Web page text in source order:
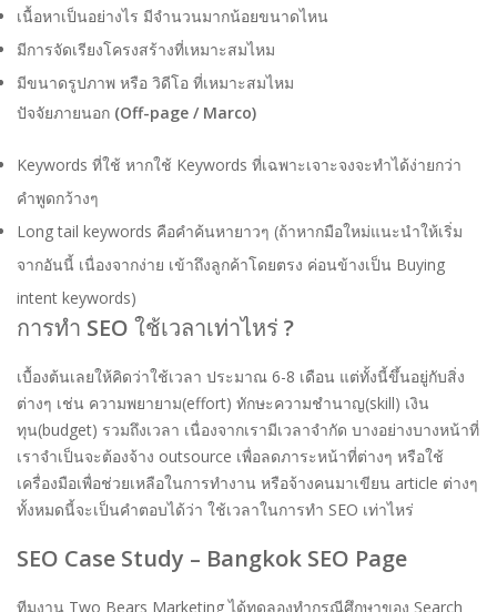
เนื้อหาเป็นอย่างไร มีจำนวนมากน้อยขนาดไหน
มีการจัดเรียงโครงสร้างที่เหมาะสมไหม
มีขนาดรูปภาพ หรือ วิดีโอ ที่เหมาะสมไหม
ปัจจัยภายนอก (Off-page / Marco)
Keywords ที่ใช้ หากใช้ Keywords ที่เฉพาะเจาะจงจะทำได้ง่ายกว่า
คำพูดกว้างๆ
Long tail keywords คือคำค้นหายาวๆ (ถ้าหากมือใหม่แนะนำให้เริ่ม
จากอันนี้ เนื่องจากง่าย เข้าถึงลูกค้าโดยตรง ค่อนข้างเป็น Buying
intent keywords)
การทำ SEO ใช้เวลาเท่าไหร่ ?
เบื้องต้นเลยให้คิดว่าใช้เวลา ประมาณ 6-8 เดือน แต่ทั้งนี้ขึ้นอยู่กับสิ่ง
ต่างๆ เช่น ความพยายาม(effort) ทักษะความชำนาญ(skill) เงิน
ทุน(budget) รวมถึงเวลา เนื่องจากเรามีเวลาจำกัด บางอย่างบางหน้าที่
เราจำเป็นจะต้องจ้าง outsource เพื่อลดภาระหน้าที่ต่างๆ หรือใช้
เครื่องมือเพื่อช่วยเหลือในการทำงาน หรือจ้างคนมาเขียน article ต่างๆ
ทั้งหมดนี้จะเป็นคำตอบได้ว่า ใช้เวลาในการทำ SEO เท่าไหร่
SEO Case Study – Bangkok SEO Page
ทีมงาน Two Bears Marketing ได้ทดลองทำกรณีศึกษาของ Search